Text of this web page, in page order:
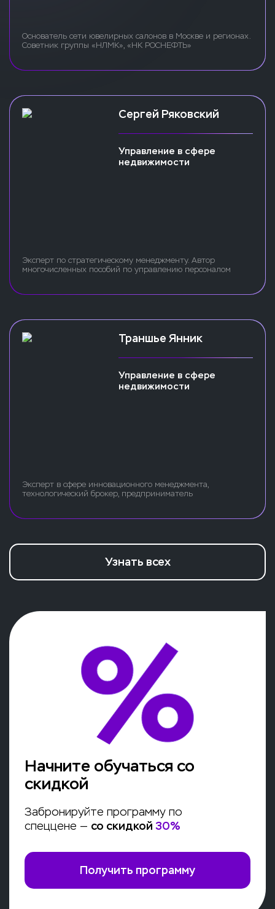
Основатель сети ювелирных салонов в Москве и регионах.
Советник группы «НЛМК», «НК РОСНЕФТЬ»
Сергей Ряковский
Управление в сфере
недвижимости
Эксперт по стратегическому менеджменту. Автор
многочисленных пособий по управлению персоналом
Траншье Янник
Управление в сфере
недвижимости
Эксперт в сфере инновационного менеджмента,
технологический брокер, предприниматель
Узнать всех
Начните обучаться со
скидкой
Забронируйте программу по
спеццене — со скидкой 30%
Получить программу